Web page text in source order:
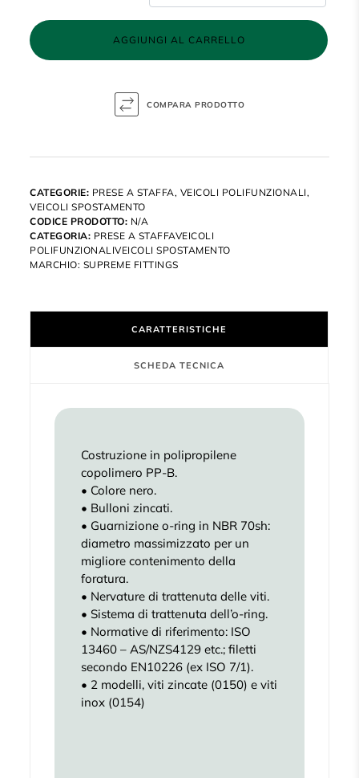
AGGIUNGI AL CARRELLO
CATEGORIE: PRESE A STAFFA, VEICOLI POLIFUNZIONALI,
VEICOLI SPOSTAMENTO
CODICE PRODOTTO: N/A
CATEGORIA: PRESE A STAFFAVEICOLI
POLIFUNZIONALIVEICOLI SPOSTAMENTO
MARCHIO: SUPREME FITTINGS
CARATTERISTICHE
SCHEDA TECNICA
Costruzione in polipropilene
copolimero PP-B.
• Colore nero.
• Bulloni zincati.
• Guarnizione o-ring in NBR 70sh:
diametro massimizzato per un
migliore contenimento della
foratura.
• Nervature di trattenuta delle viti.
• Sistema di trattenuta dell’o-ring.
• Normative di riferimento: ISO
13460 – AS/NZS4129 etc.; filetti
secondo EN10226 (ex ISO 7/1).
• 2 modelli, viti zincate (0150) e viti
inox (0154)